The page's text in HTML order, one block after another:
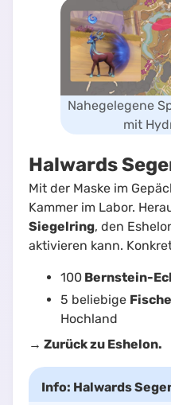
Nahegelegene
mit
Halwards
Mit der Maske im
Kammer im Labor.
Siegelring, den
aktivieren kann.
100 Bernstein-
5 beliebige Fische
Hochland
→ Zurück zu Eshelon.
Info: Halwards